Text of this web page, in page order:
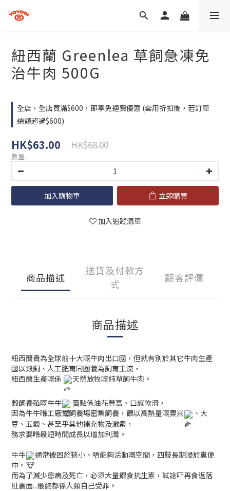
紐西蘭 Greenlea 草飼急凍免
治牛肉 500G
全店，全店買滿$600，即享免運費優惠 (套用折扣後，若訂單
總額超過$600)
HK$63.00 HK$68.00
數量
加入購物車 立即購買
加入追蹤清單
商品描述
送貨及付款方
式
顧客評價
商品描述
紐西蘭貴為全球前十大嘅牛肉出口國，但就有別於其它牛肉生產
國以穀飼、人工肥育同圈養為飼育主流，
紐西蘭生產嘅係
天然放牧嘅純草飼牛肉。
榖飼養殖嘅牛牛
賣點係油花豐富、口感軟滑，
因為牛牛喺工廠式飼養場密集飼養，餵以高熱量嘅粟米
、大
豆、五穀、甚至乎其他補充物及激素，
務求要喺最短時間成長以增加利潤。
牛牛
通常被困於狹小、唔能夠活動嘅空間，四肢長期浸於糞便
中。
而為了減少患病及死亡，必須大量餵食抗生素，試諗吓再食返落
肚裏面...最終都係人類自己受罪。